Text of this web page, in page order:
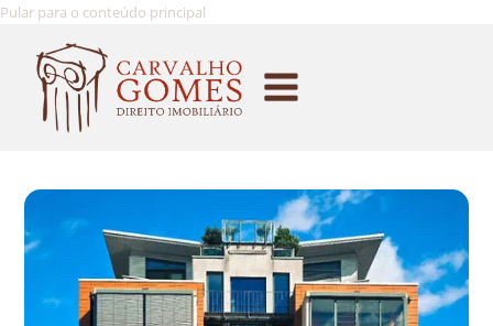
Pular para o conteúdo principal